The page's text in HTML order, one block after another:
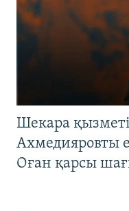
Шекара
Ахмедияровты
Оған қарсы